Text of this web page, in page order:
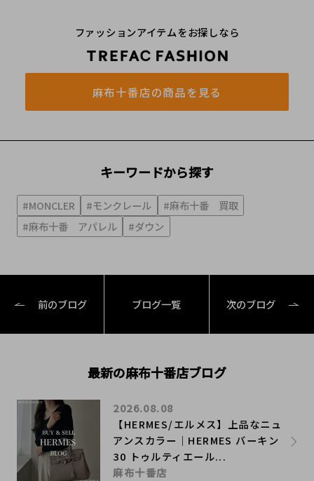
ファッションアイテムをお探しなら
麻布十番店の商品を見る
キーワードから探す
#MONCLER #モンクレール
#麻布十番 買取
#麻布十番 アパレル
#ダウン
前のブログ ブログ一覧 次のブログ
最新の麻布十番店ブログ
【HERMES/エルメス】上品なニュ
アンスカラー｜HERMES バーキン
30 トゥルティエール...
2026.08.08
麻布十番店